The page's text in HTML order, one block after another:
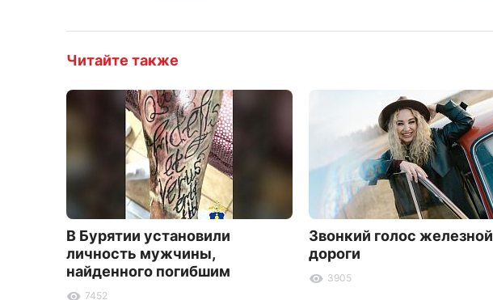
Читайте также
В Бурятии установили
личность мужчины,
найденного погибшим
7452
Звонкий голос железной
дороги
3905